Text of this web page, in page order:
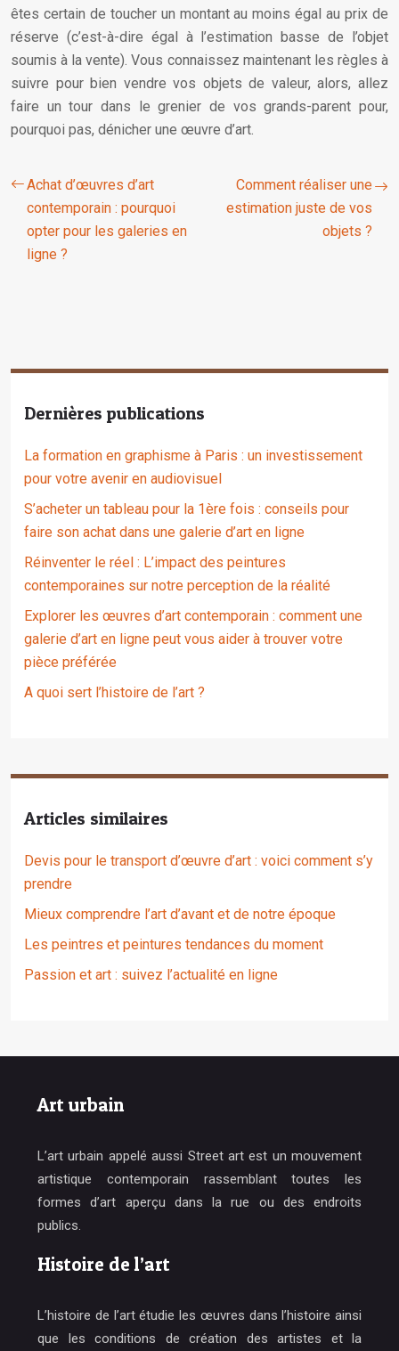
êtes certain de toucher un montant au moins égal au prix de
réserve (c’est-à-dire égal à l’estimation basse de l’objet
soumis à la vente). Vous connaissez maintenant les règles à
suivre pour bien vendre vos objets de valeur, alors, allez
faire un tour dans le grenier de vos grands-parent pour,
pourquoi pas, dénicher une œuvre d’art.
Achat d’œuvres d’art
contemporain : pourquoi
opter pour les galeries en
ligne ?
Comment réaliser une
estimation juste de vos
objets ?
Dernières publications
La formation en graphisme à Paris : un investissement
pour votre avenir en audiovisuel
S’acheter un tableau pour la 1ère fois : conseils pour
faire son achat dans une galerie d’art en ligne
Réinventer le réel : L’impact des peintures
contemporaines sur notre perception de la réalité
Explorer les œuvres d’art contemporain : comment une
galerie d’art en ligne peut vous aider à trouver votre
pièce préférée
A quoi sert l’histoire de l’art ?
Articles similaires
Devis pour le transport d’œuvre d’art : voici comment s’y
prendre
Mieux comprendre l’art d’avant et de notre époque
Les peintres et peintures tendances du moment
Passion et art : suivez l’actualité en ligne
Art urbain
L’art urbain appelé aussi Street art est un mouvement
artistique contemporain rassemblant toutes les
formes d’art aperçu dans la rue ou des endroits
publics.
Histoire de l’art
L’histoire de l’art étudie les œuvres dans l’histoire ainsi
que les conditions de création des artistes et la